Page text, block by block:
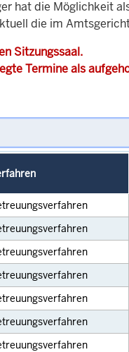
hat die Möglichkeit
die im
Sitzungssaal.
Termine als